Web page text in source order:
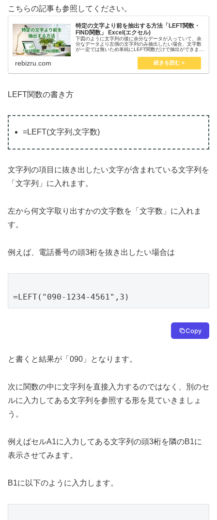
こちらの記事も参照してください。
特定の文字より前を抽出する方法「LEFT関数・
FIND関数」 Excel(エクセル)
下図のように文字列の後に余分なデータが入っていて、余
分なデータより左側の文字列のみ抽出したい場合、文字数
が一定では無いため単純にLEFT関数だけで抽出ができませ
rebizru.com
LEFT関数の書き方
=LEFT(文字列,文字数)
文字列の項目に抜き出したい文字が含まれている文字列を
「文字列」に入れます。
左から何文字取り出すかの文字数を「文字数」に入れま
す。
例えば、電話番号の頭3桁を抜き出したい場合は
=LEFT("090-1234-4561",3)
Copy
と書くと結果が「090」となります。
次に関数の中に文字列を直接入力するのではなく、別のセ
ルに入力してある文字列を参照する形を見ていきましょ
う。
例えばセルA1に入力してある文字列の頭3桁を隣のB1に
表示させてみます。
B1に以下のように入力します。